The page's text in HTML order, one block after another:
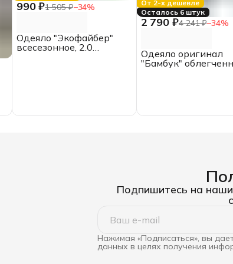
990 ₽1 505 ₽−34%
Одеяло "Экофайбер"
всесезонное, 2.0
От 2-х дешевле
Осталось 6 штук
2 790 ₽4 241 ₽−34%
Одеяло оригинал
"Бамбук"
Подпишитесь на наши
Нажимая «Подписаться», вы
данных в целях получения